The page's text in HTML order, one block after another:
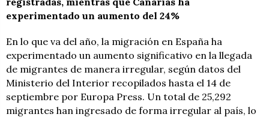
experimentado un aumento del 24%
En lo que va del año, la migración en España ha
experimentado un aumento significativo en la llegada
de migrantes de manera irregular, según datos del
Ministerio del Interior recopilados hasta el 14 de
septiembre por Europa Press. Un total de 25,292
migrantes han ingresado de forma irregular al país, lo